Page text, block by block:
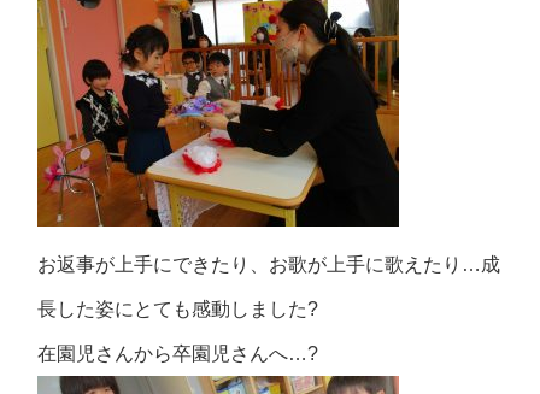
お返事が上手にできたり、お歌が上手に歌えたり…成
長した姿にとても感動しました?
在園児さんから卒園児さんへ…?